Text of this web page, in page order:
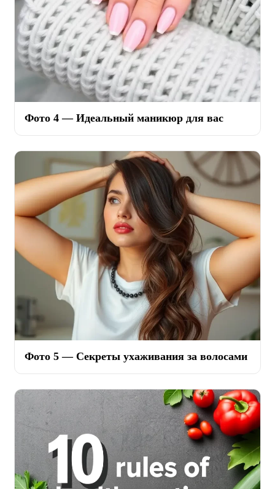
Фото 4 — Идеальный маникюр для вас
Фото 5 — Секреты ухаживания за волосами